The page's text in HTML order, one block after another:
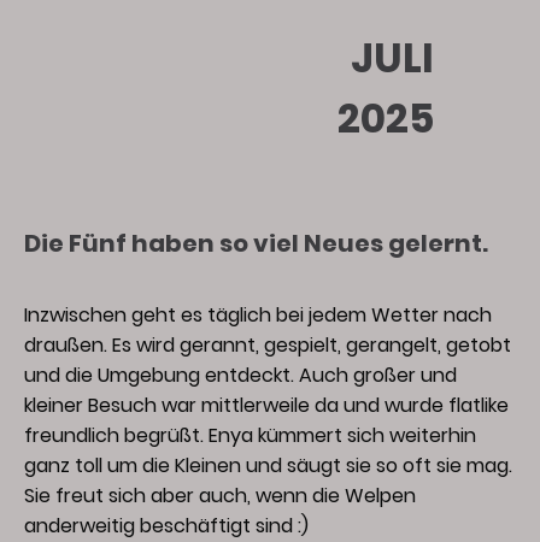
JULI
2025
Die Fünf haben so viel Neues gelernt.
Inzwischen geht es täglich bei jedem Wetter nach
draußen. Es wird gerannt, gespielt, gerangelt, getobt
und die Umgebung entdeckt. Auch großer und
kleiner Besuch war mittlerweile da und wurde flatlike
freundlich begrüßt. Enya kümmert sich weiterhin
ganz toll um die Kleinen und säugt sie so oft sie mag.
Sie freut sich aber auch, wenn die Welpen
anderweitig beschäftigt sind :)